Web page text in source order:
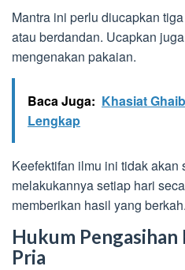
Mantra ini perlu diucapkan
atau berdandan. Ucapkan
mengenakan pakaian.
Baca Juga: Khasiat
Lengkap
Keefektifan ilmu ini tidak akan
melakukannya setiap hari
memberikan hasil yang berkah.
Hukum
Pria